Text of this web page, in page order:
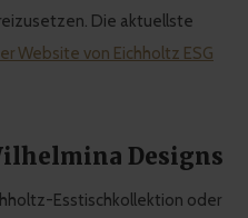
Die aktuellste
Website von Eichholtz ESG
Designs
Esstischkollektion oder